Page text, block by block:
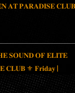
𝐀𝐓 𝐏𝐀𝐑𝐀𝐃𝐈𝐒𝐄
𝐒𝐎𝐔𝐍𝐃 𝐎𝐅 𝐄𝐋𝐈𝐓𝐄
𝐂𝐋𝐔𝐁 ⚜️ 𝐅𝐫𝐢𝐝𝐚𝐲 |